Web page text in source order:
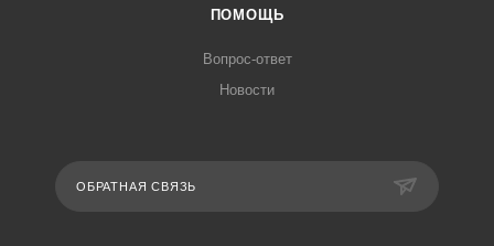
ПОМОЩЬ
Вопрос-ответ
Новости
ОБРАТНАЯ СВЯЗЬ